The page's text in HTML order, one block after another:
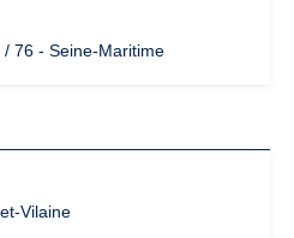
/ 76 - Seine-Maritime
Vilaine